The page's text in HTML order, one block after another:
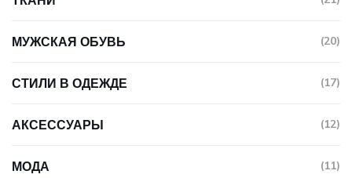
МУЖСКАЯ ОБУВЬ (20)
СТИЛИ В ОДЕЖДЕ (17)
АКСЕССУАРЫ (12)
МОДА (11)